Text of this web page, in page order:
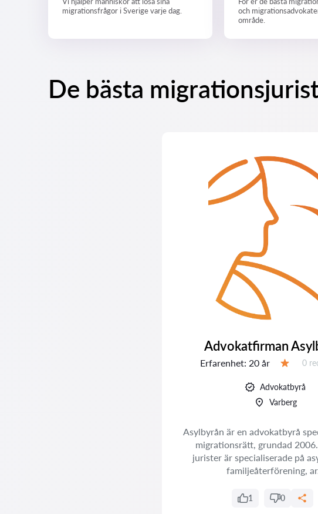
migrationsfrågor i Sverige varje dag.
och
område.
De bästa
Advokatfirman
Erfarenhet: 20 år 0
Advokatbyrå
Varberg
Asylbyrån är en advokatbyrå
migrationsrätt, grundad
jurister är specialiserade på
familjeåterförening,
1 0